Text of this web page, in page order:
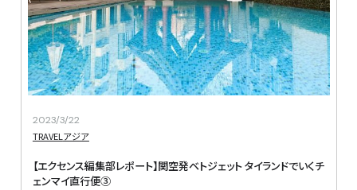
2023/3/22
TRAVEL アジア
【エクセンス編集部レポート】関空発ベトジェット タイランドでいくチ
ェンマイ直行便③